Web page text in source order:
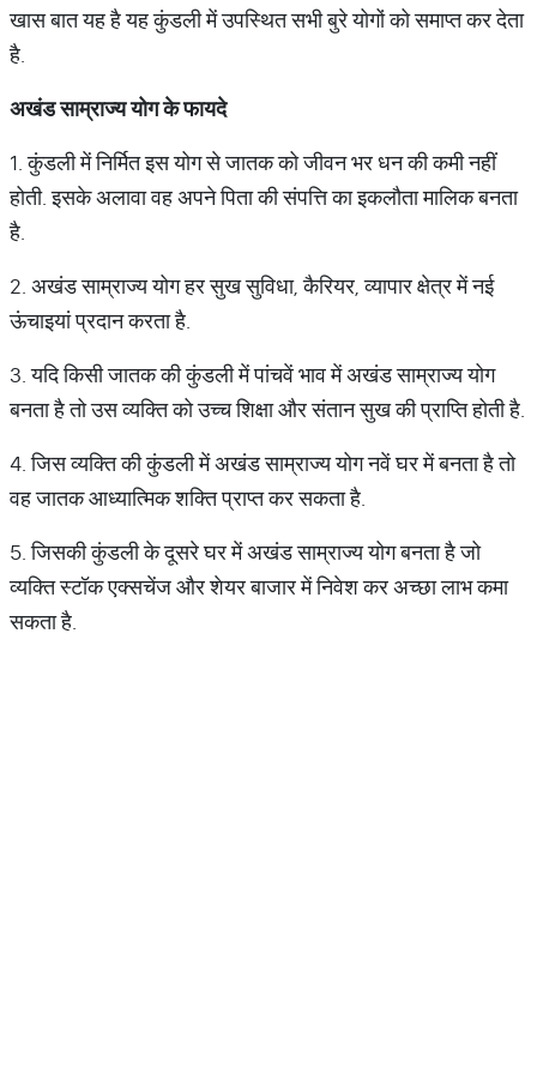
खास बात यह है यह कुंडली में उपस्थित सभी बुरे योगों को समाप्त कर देता
है.
अखंड साम्राज्य योग के फायदे
1. कुंडली में निर्मित इस योग से जातक को जीवन भर धन की कमी नहीं
होती. इसके अलावा वह अपने पिता की संपत्ति का इकलौता मालिक बनता
है.
2. अखंड साम्राज्य योग हर सुख सुविधा, कैरियर, व्यापार क्षेत्र में नई
ऊंचाइयां प्रदान करता है.
3. यदि किसी जातक की कुंडली में पांचवें भाव में अखंड साम्राज्य योग
बनता है तो उस व्यक्ति को उच्च शिक्षा और संतान सुख की प्राप्ति होती है.
4. जिस व्यक्ति की कुंडली में अखंड साम्राज्य योग नवें घर में बनता है तो
वह जातक आध्यात्मिक शक्ति प्राप्त कर सकता है.
5. जिसकी कुंडली के दूसरे घर में अखंड साम्राज्य योग बनता है जो
व्यक्ति स्टॉक एक्सचेंज और शेयर बाजार में निवेश कर अच्छा लाभ कमा
सकता है.